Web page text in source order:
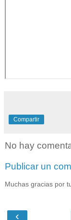
Compartir
No hay
Publicar un
Muchas gracias por
‹